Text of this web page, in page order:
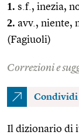
1. s.f., inezia,
2. avv., niente,
(Fagiuoli)
Correzioni e
Condividi
Il dizionario di